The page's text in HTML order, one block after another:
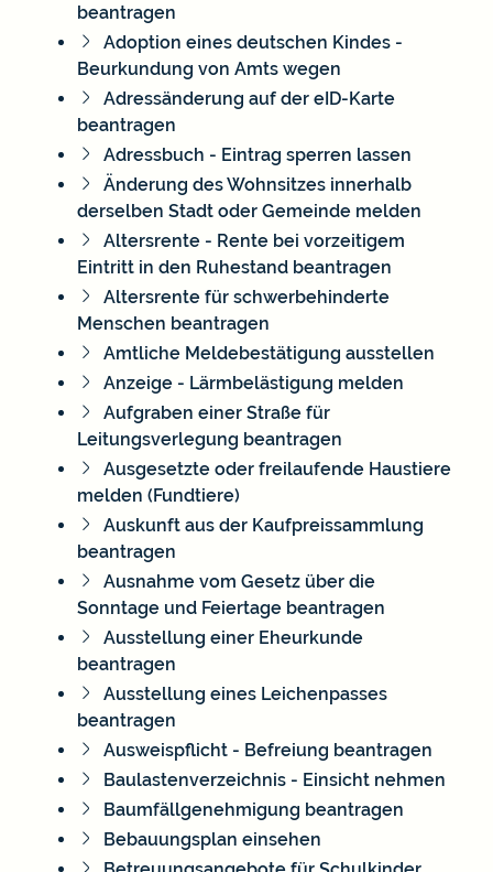
beantragen
Adoption eines deutschen Kindes -
Beurkundung von Amts wegen
Adressänderung auf der eID-Karte
beantragen
Adressbuch - Eintrag sperren lassen
Änderung des Wohnsitzes innerhalb
derselben Stadt oder Gemeinde melden
Altersrente - Rente bei vorzeitigem
Eintritt in den Ruhestand beantragen
Altersrente für schwerbehinderte
Menschen beantragen
Amtliche Meldebestätigung ausstellen
Anzeige - Lärmbelästigung melden
Aufgraben einer Straße für
Leitungsverlegung beantragen
Ausgesetzte oder freilaufende Haustiere
melden (Fundtiere)
Auskunft aus der Kaufpreissammlung
beantragen
Ausnahme vom Gesetz über die
Sonntage und Feiertage beantragen
Ausstellung einer Eheurkunde
beantragen
Ausstellung eines Leichenpasses
beantragen
Ausweispflicht - Befreiung beantragen
Baulastenverzeichnis - Einsicht nehmen
Baumfällgenehmigung beantragen
Bebauungsplan einsehen